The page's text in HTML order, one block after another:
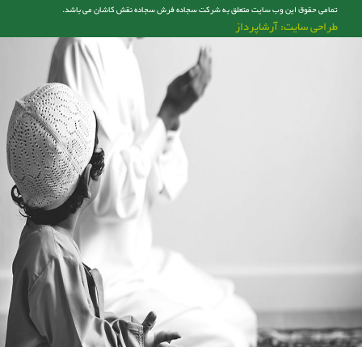
تمامی حقوق این وب سایت متعلق به شرکت سجاده فرش سجاده نقش کاشان می باشد.
طراحی سایت: آرشاپرداز